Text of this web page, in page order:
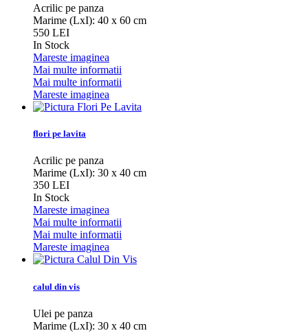
Acrilic pe panza
Marime (LxI): 40 x 60 cm
550 LEI
In Stock
Mareste imaginea
Mai multe informatii
Mai multe informatii
Mareste imaginea
flori pe lavita
Acrilic pe panza
Marime (LxI): 30 x 40 cm
350 LEI
In Stock
Mareste imaginea
Mai multe informatii
Mai multe informatii
Mareste imaginea
calul din vis
Ulei pe panza
Marime (LxI): 30 x 40 cm